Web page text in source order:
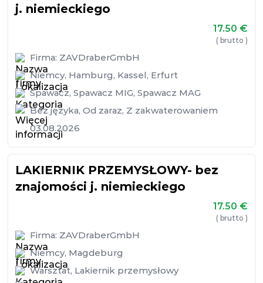
j. niemieckiego
17.50 €
( brutto )
Firma: ZAVDraberGmbH
Niemcy, Hamburg, Kassel, Erfurt
Spawacz, Spawacz MIG, Spawacz MAG
Bez języka, Od zaraz, Z zakwaterowaniem
03.08.2026
LAKIERNIK PRZEMYSŁOWY- bez
znajomości j. niemieckiego
17.50 €
( brutto )
Firma: ZAVDraberGmbH
Niemcy, Magdeburg
Warsztat, Lakiernik przemysłowy